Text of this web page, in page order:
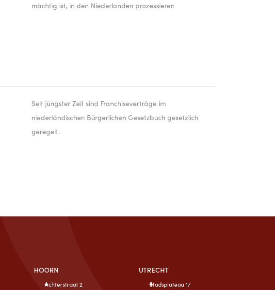
mächtig ist, in den Niederlanden prozessieren
Seit jüngster Zeit sind Franchiseverträge im
niederländischen Bürgerlichen Gesetzbuch gesetzlich
geregelt.
HOORN
Achterstraat 2
UTRECHT
Stadsplateau 17